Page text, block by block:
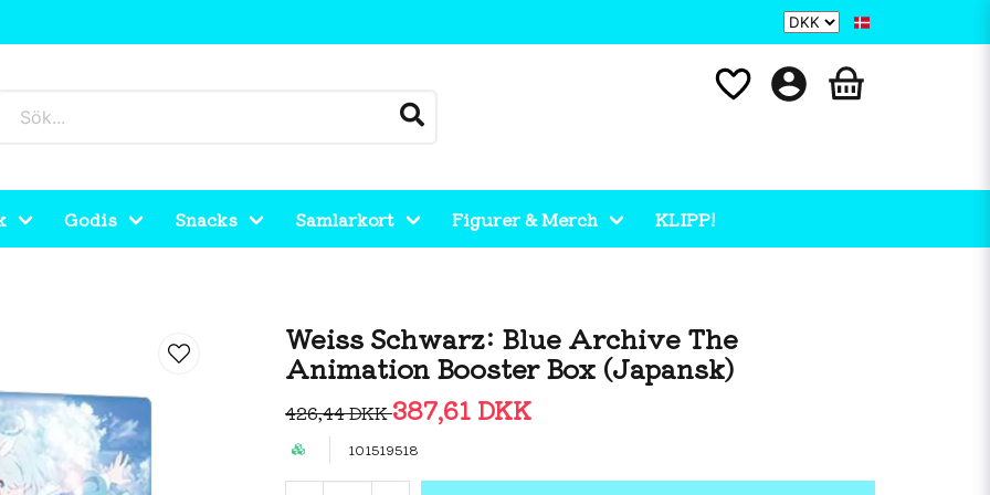
Godis Snacks Samlarkort Figurer & Merch KLIPP!
Booster Box (Japansk)
Weiss Schwarz: Blue Archive The
Animation Booster Box (Japansk)
426,44 DKK387,61 DKK
101519518